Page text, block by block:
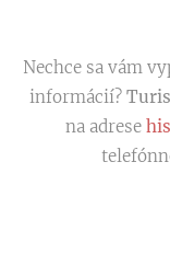
Nechce sa vám
informácií?
na adrese